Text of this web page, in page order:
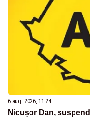
6 aug. 2026, 11:24
Nicușor Dan,